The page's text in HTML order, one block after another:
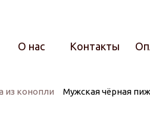
О нас Контакты
из конопли Мужская чёрная